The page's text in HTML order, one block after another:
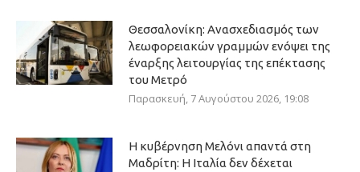
Θεσσαλονίκη: Ανασχεδιασμός των
λεωφορειακών γραμμών ενόψει της
έναρξης λειτουργίας της επέκτασης
του Μετρό
Παρασκευή, 7 Αυγούστου 2026, 19:08
Η κυβέρνηση Μελόνι απαντά στη
Μαδρίτη: Η Ιταλία δεν δέχεται